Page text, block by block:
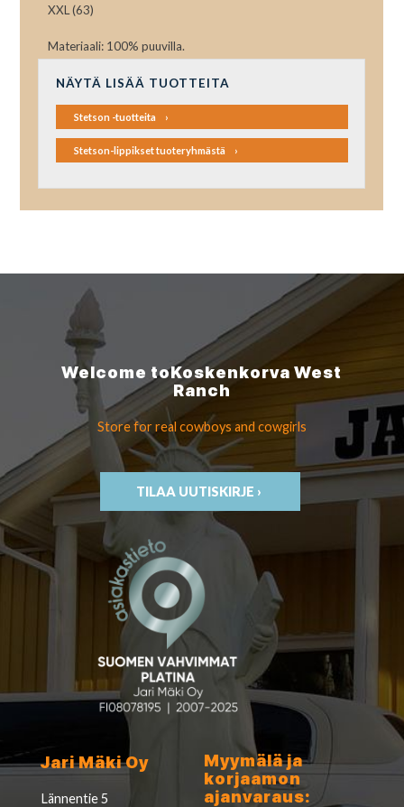
XXL (63)
Materiaali: 100% puuvilla.
NÄYTÄ LISÄÄ TUOTTEITA
Stetson -tuotteita
Stetson-lippikset tuoteryhmästä
Welcome toKoskenkorvaWest
Ranch
Store for real cowboys and cowgirls
TILAA UUTISKIRJE ›
Jari Mäki Oy
Lännentie 5
Myymälä ja
korjaamon
ajanvaraus: